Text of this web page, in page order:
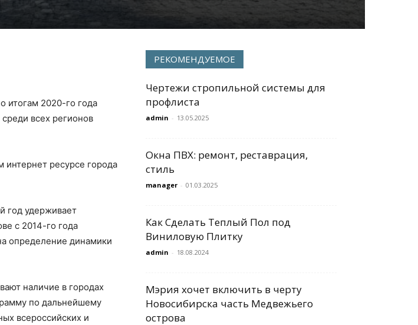
итогам 2020-го года
всех регионов
ресурсе города
год удерживает
с 2014-го года
определение динамики
наличие в городах
по дальнейшему
всероссийских и
РЕКОМЕНДУЕМОЕ
Чертежи стропильной системы для
профлиста
admin - 13.05.2025
Окна ПВХ: ремонт, реставрация,
стиль
manager - 01.03.2025
Как Сделать Теплый Пол под
Виниловую Плитку
admin - 18.08.2024
Мэрия хочет включить в черту
Новосибирска часть Медвежьего
острова